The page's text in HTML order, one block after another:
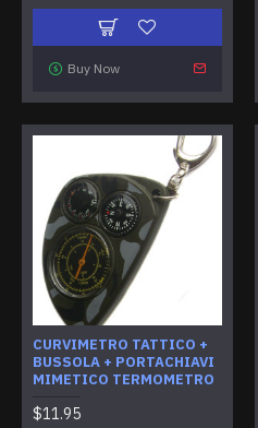
Buy Now
CURVIMETRO TATTICO +
BUSSOLA + PORTACHIAVI
MIMETICO TERMOMETRO
$11.95